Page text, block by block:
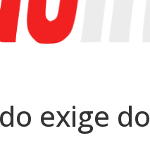
exige do